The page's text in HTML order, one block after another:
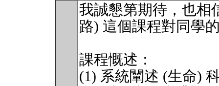
我誠懇第期待，也相
路) 這個課程對同學
課程慨述：
(1) 系統闡述 (生命)